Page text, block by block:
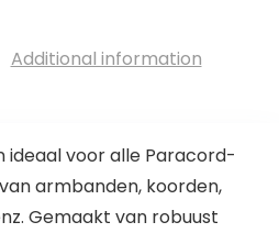
Additional information
ideaal voor alle Paracord-
armbanden, koorden,
Gemaakt van robuust